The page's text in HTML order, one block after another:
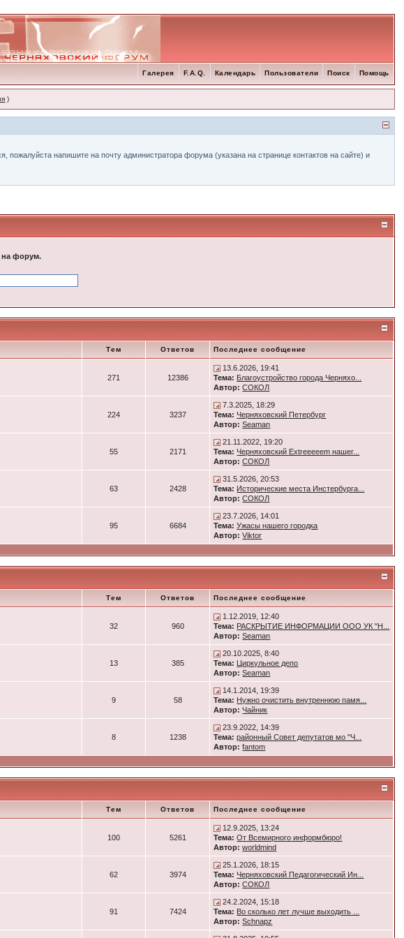
Помощь
Поиск
Пользователи
Календарь
F.A.Q.
Галерея
)
напишите на почту администратора форума (указана на странице контактов на сайте) и
на форум.
Тем Ответов Последнее сообщение
271 12386
13.6.2026, 19:41
Тема: Благоустройство города Черняхо...
Автор: СОКОЛ
224 3237
7.3.2025, 18:29
Тема: Черняховский Петербург
Автор: Seaman
55 2171
21.11.2022, 19:20
Тема: Черняховский Extreeeeem нашег...
Автор: СОКОЛ
63 2428
31.5.2026, 20:53
Тема: Исторические места Инстербурга...
Автор: СОКОЛ
95 6684
23.7.2026, 14:01
Тема: Ужасы нашего городка
Автор: Viktor
Тем Ответов Последнее сообщение
32 960
1.12.2019, 12:40
Тема: РАСКРЫТИЕ ИНФОРМАЦИИ ООО УК "Н...
Автор: Seaman
13 385
20.10.2025, 8:40
Тема: Циркульное депо
Автор: Seaman
9 58
14.1.2014, 19:39
Тема: Нужно очистить внутреннюю памя...
Автор: Чайник
8 1238
23.9.2022, 14:39
Тема: районный Совет депутатов мо "Ч...
Автор: fantom
Тем Ответов Последнее сообщение
100 5261
12.9.2025, 13:24
Тема: От Всемирного информбюро!
Автор: worldmind
62 3974
25.1.2026, 18:15
Тема: Черняховский Педагогический Ин...
Автор: СОКОЛ
91 7424
24.2.2024, 15:18
Тема: Во сколько лет лучше выходить ...
Автор: Schnapz